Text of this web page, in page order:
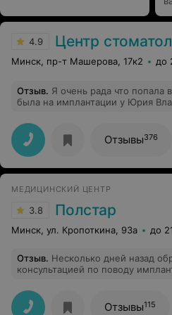
4.9 Центр стоматологической
Минск, пр-т Машерова, 17к2 до
Отзыв. Я очень рада что попала
была на имплантации у Юрия
безболезненно и комфортно.
внимательный и чуткий.
Отзывы376
МЕДИЦИНСКИЙ ЦЕНТР
3.8 Полстар
Минск, ул. Кропоткина, 93а до
Отзыв. Несколько дней назад
консультацией по поводу
На меня произвело неизгладимое
профессионализм, терпение и
Отзывы115